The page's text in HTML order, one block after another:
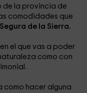
de la provincia de
comodidades que
Segura de la Sierra.
en el que vas a poder
como con
como hacer alguna